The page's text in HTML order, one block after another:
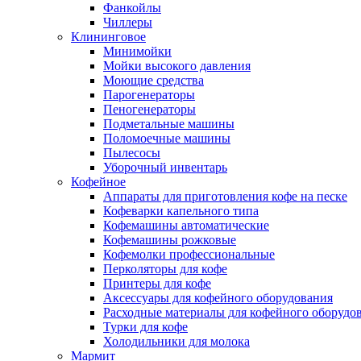
Фанкойлы
Чиллеры
Клининговое
Минимойки
Мойки высокого давления
Моющие средства
Парогенераторы
Пеногенераторы
Подметальные машины
Поломоечные машины
Пылесосы
Уборочный инвентарь
Кофейное
Аппараты для приготовления кофе на песке
Кофеварки капельного типа
Кофемашины автоматические
Кофемашины рожковые
Кофемолки профессиональные
Перколяторы для кофе
Принтеры для кофе
Аксессуары для кофейного оборудования
Расходные материалы для кофейного
Турки для кофе
Холодильники для молока
Мармит